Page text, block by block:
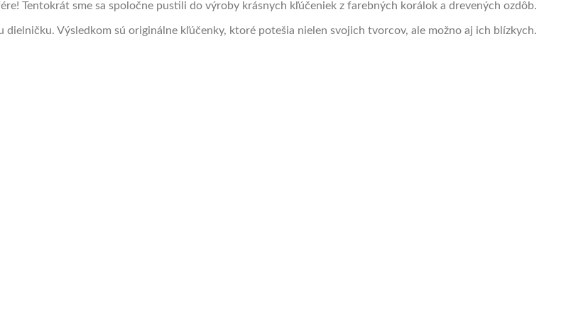
Tentokrát sme sa spoločne pustili do výroby krásnych kľúčeniek z farebných korálok a drevených ozdôb.
Výsledkom sú originálne kľúčenky, ktoré potešia nielen svojich tvorcov, ale možno aj ich blízkych.